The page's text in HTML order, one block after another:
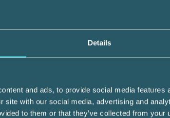
Details
and ads, to provide social media features
site with our social media, advertising and
to them or that they’ve collected from your
sina verksamheter och att
utbildningar är verkligen
velat hjälpa mina kunder att
också gör det lilla extra,